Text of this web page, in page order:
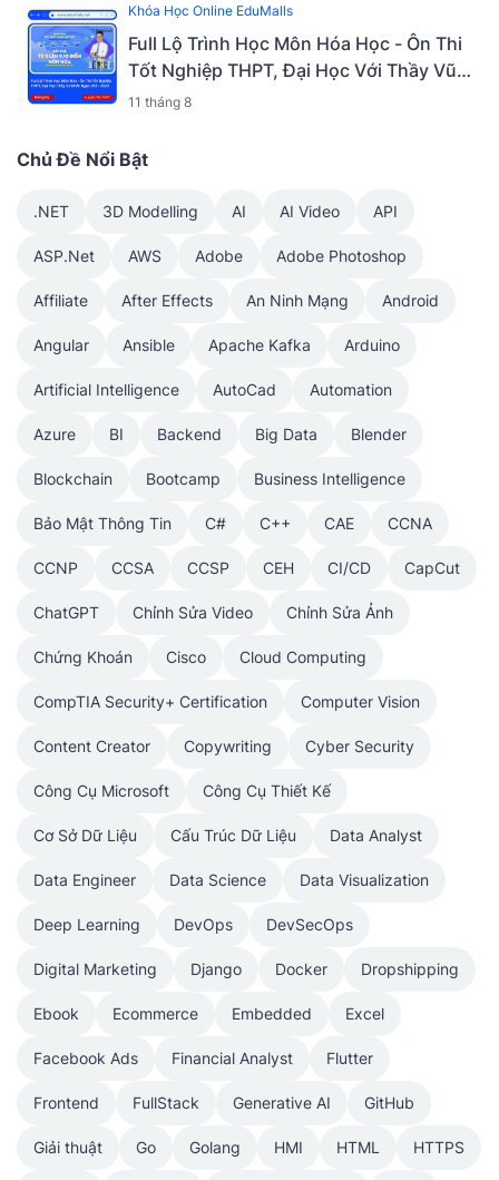
Khóa Học Online EduMalls
Full Lộ Trình Học Môn Hóa Học - Ôn Thi
Tốt Nghiệp THPT, Đại Học Với Thầy Vũ
Khắc Ngọc 2K5 - 2023 | Mã: 9009
11 tháng 8
Chủ Đề Nổi Bật
.NET 3D Modelling AI AI Video API
ASP.Net AWS Adobe Adobe Photoshop
Affiliate After Effects An Ninh Mạng Android
Angular Ansible Apache Kafka Arduino
Artificial Intelligence AutoCad Automation
Azure BI Backend Big Data Blender
Blockchain Bootcamp Business Intelligence
Bảo Mật Thông Tin C# C++ CAE CCNA
CCNP CCSA CCSP CEH CI/CD CapCut
ChatGPT Chỉnh Sửa Video Chỉnh Sửa Ảnh
Chứng Khoán Cisco Cloud Computing
CompTIA Security+ Certification Computer Vision
Content Creator Copywriting Cyber Security
Công Cụ Microsoft Công Cụ Thiết Kế
Cơ Sở Dữ Liệu Cấu Trúc Dữ Liệu Data Analyst
Data Engineer Data Science Data Visualization
Deep Learning DevOps DevSecOps
Digital Marketing Django Docker Dropshipping
Ebook Ecommerce Embedded Excel
Facebook Ads Financial Analyst Flutter
Frontend FullStack Generative AI GitHub
Giải thuật Go Golang HMI HTML HTTPS